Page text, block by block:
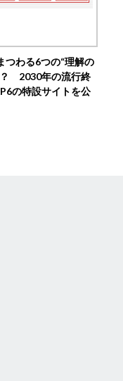
つわる6つの“理解の
？ 2030年の流行終
の特設サイトを公